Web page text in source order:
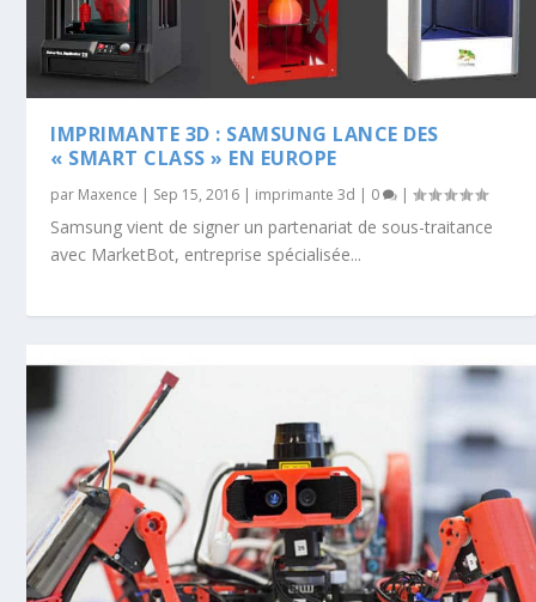
IMPRIMANTE 3D : SAMSUNG LANCE DES
« SMART CLASS » EN EUROPE
par Maxence Sep 15, 2016 imprimante 3d 0 |
Samsung vient de signer un partenariat de sous-traitance
avec MarketBot, entreprise spécialisée...